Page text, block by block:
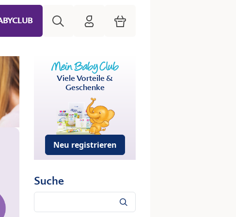
HiPP Mein Babyclub
Warenkorb
Viele Vorteile &
Geschenke
Neu registrieren
Suche